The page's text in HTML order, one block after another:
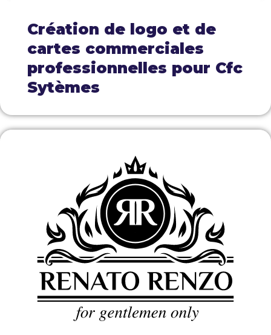
Création de logo et de
cartes commerciales
professionnelles pour Cfc
Sytèmes